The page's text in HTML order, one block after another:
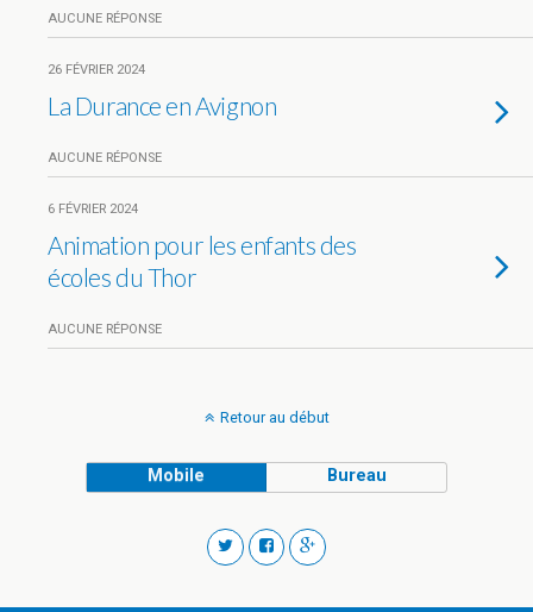
AUCUNE RÉPONSE
26 FÉVRIER 2024
La Durance en Avignon
AUCUNE RÉPONSE
6 FÉVRIER 2024
Animation pour les enfants des
écoles du Thor
AUCUNE RÉPONSE
Retour au début
Mobile Bureau